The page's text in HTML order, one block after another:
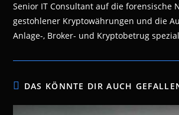
Senior IT Consultant auf die forensische
gestohlener Kryptowährungen und die
Anlage-, Broker- und Kryptobetrug
DAS KÖNNTE DIR AUCH